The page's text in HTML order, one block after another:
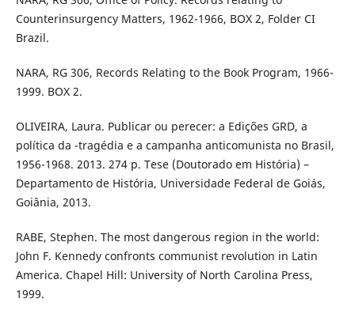
Counterinsurgency Matters, 1962-1966, BOX 2, Folder CI
Brazil.
NARA, RG 306, Records Relating to the Book Program, 1966-
1999. BOX 2.
OLIVEIRA, Laura. Publicar ou perecer: a Edições GRD, a
política da -tragédia e a campanha anticomunista no Brasil,
1956-1968. 2013. 274 p. Tese (Doutorado em História) –
Departamento de História, Universidade Federal de Goiás,
Goiânia, 2013.
RABE, Stephen. The most dangerous region in the world:
John F. Kennedy confronts communist revolution in Latin
America. Chapel Hill: University of North Carolina Press,
1999.